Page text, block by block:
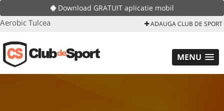
Download GRATUIT aplicatie mobil
Aerobic Tulcea ADAUGA CLUB DE SPORT
MENU